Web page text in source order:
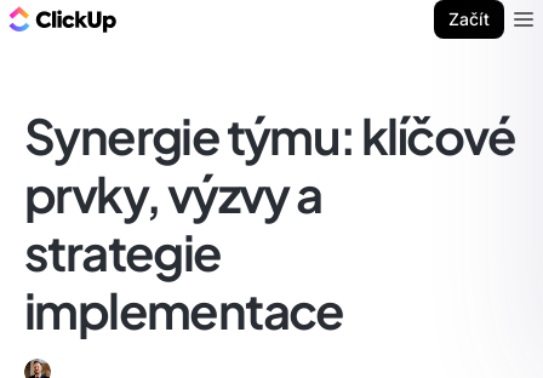
Začít
Synergie týmu: klíčové
prvky, výzvy a
strategie
implementace